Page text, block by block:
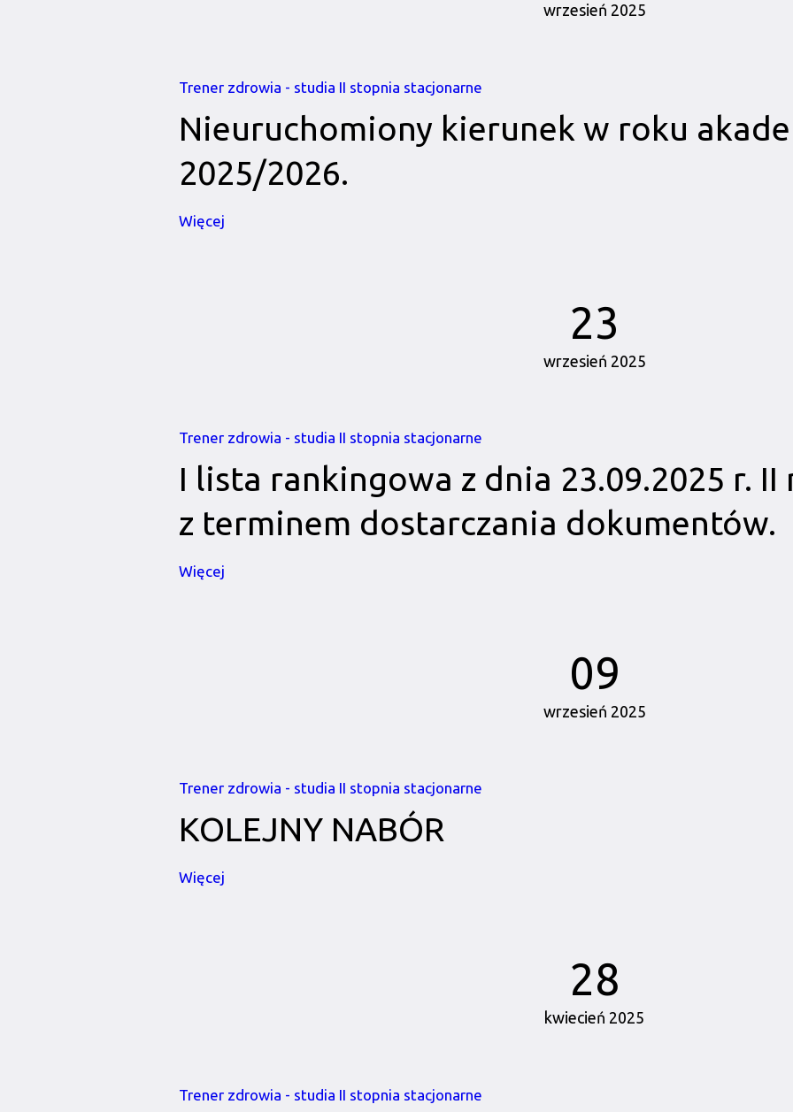
wrzesień 2025
Trener zdrowia - studia II stopnia stacjonarne
Nieuruchomiony kierunek w roku
2025/2026.
Więcej
23
wrzesień 2025
Trener zdrowia - studia II stopnia stacjonarne
I lista rankingowa z dnia 23.09.2025 r. II
z terminem dostarczania dokumentów.
Więcej
09
wrzesień 2025
Trener zdrowia - studia II stopnia stacjonarne
KOLEJNY NABÓR
Więcej
28
kwiecień 2025
Trener zdrowia - studia II stopnia stacjonarne